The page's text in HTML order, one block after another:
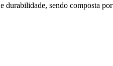
durabilidade, sendo composta